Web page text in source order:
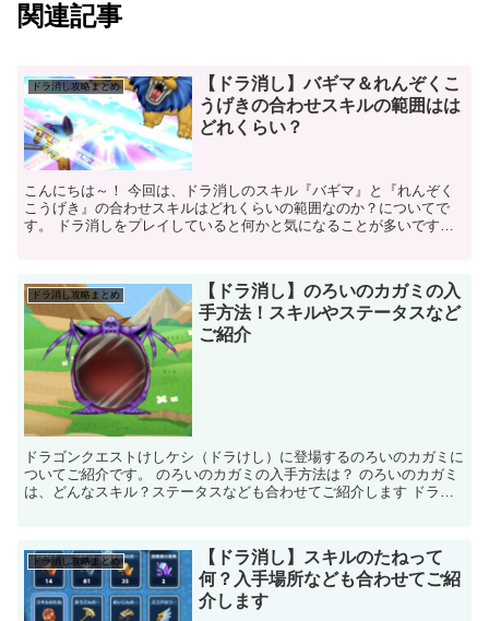
関連記事
ドラ消し攻略まとめ
【ドラ消し】バギマ＆れんぞくこ
うげきの合わせスキルの範囲はは
どれくらい？
こんにちは～！ 今回は、ドラ消しのスキル『バギマ』と『れんぞく
こうげき』の合わせスキルはどれくらいの範囲なのか？についてで
す。 ドラ消しをプレイしていると何かと気になることが多いです
ドラ消し攻略まとめ
【ドラ消し】のろいのカガミの入
手方法！スキルやステータスなど
ご紹介
ドラゴンクエストけしケシ（ドラけし）に登場するのろいのカガミに
ついてご紹介です。 のろいのカガミの入手方法は？ のろいのカガミ
は、どんなスキル？ステータスなども合わせてご紹介します ドラ消
ドラ消し攻略まとめ
【ドラ消し】スキルのたねって
何？入手場所なども合わせてご紹
介します